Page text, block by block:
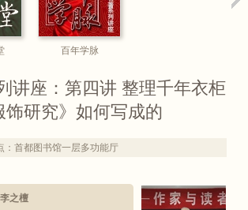
百年学脉
讲座：第四讲 整理千年衣柜
研究》如何写成的
：首都图书馆一层多功能厅
李之檀